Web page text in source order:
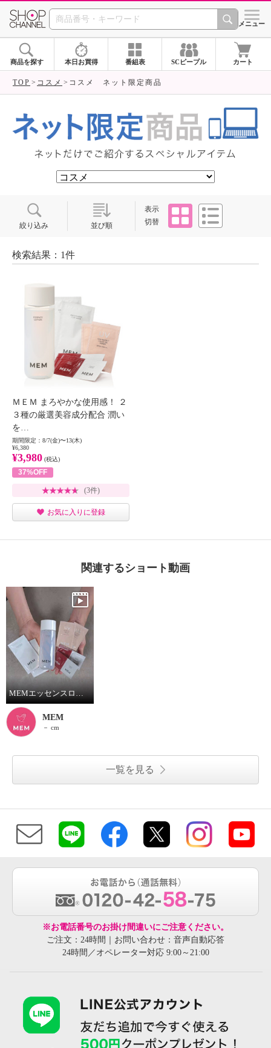
SHOP CHANNEL ショッ
メニュー
商品を探す 本日お買得 番組表 SCピープル カート
TOP コスメ コスメ ネット限定商品
絞り込み 並び順
表示
切替
タイル
検索結果：1件
ＭＥＭ まろやかな使用感！ ２
３種の厳選美容成分配合 潤い
を…
期間限定：8/7(金)〜13(木)
¥6,380
¥3,980 (税込)
37%OFF
(3件)
お気に入りに登録
関連するショート動画
MEMエッセンスローショントライアルセット
MEM
－ cm
一覧を見る
※お電話番号のお掛け間違いにご注意ください。
ご注文：24時間｜お問い合わせ：音声自動応答
24時間／オペレーター対応 9:00～21:00